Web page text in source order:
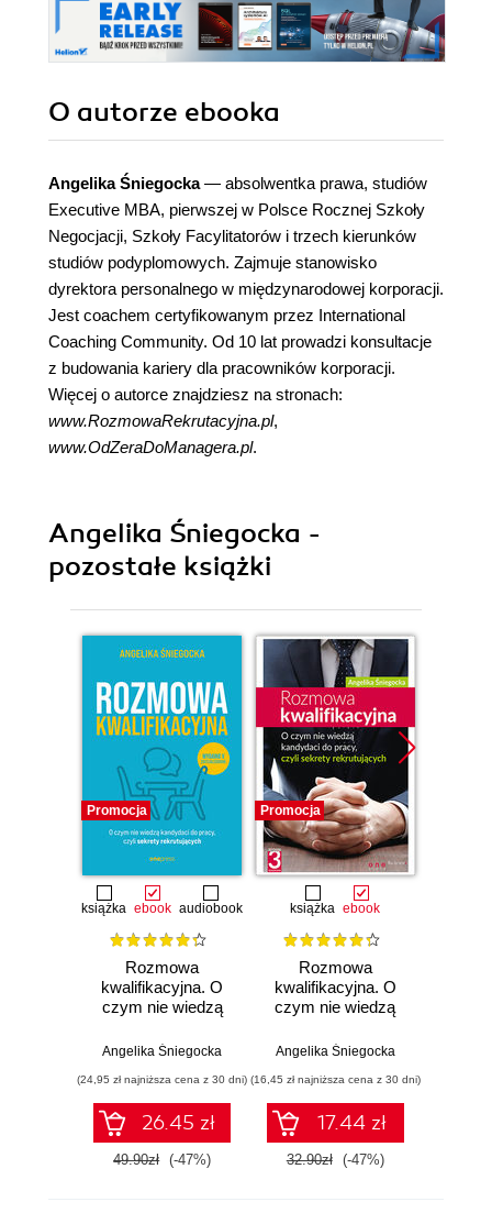
O autorze ebooka
Angelika Śniegocka— absolwentka prawa, studiów
Executive MBA, pierwszej w Polsce Rocznej Szkoły
Negocjacji, Szkoły Facylitatorów i trzech kierunków
studiów podyplomowych. Zajmuje stanowisko
dyrektora personalnego w międzynarodowej korporacji.
Jest coachem certyfikowanym przez International
Coaching Community. Od 10 lat prowadzi konsultacje
z budowania kariery dla pracowników korporacji.
Więcej o autorce znajdziesz na stronach:
www.RozmowaRekrutacyjna.pl,
www.OdZeraDoManagera.pl.
Angelika Śniegocka -
pozostałe książki
Promocja
książka ebook audiobook
Rozmowa
kwalifikacyjna. O
czym nie wiedzą
pracy, czyli sekrety
Wydanie 5
Angelika Śniegocka
(24,95 zł najniższa cena z 30 dni)
26.45 zł
49.90zł (-47%)
Promocja
książka ebook
Rozmowa
kwalifikacyjna. O
czym nie wiedzą
pracy, czyli sekrety
Wydanie III
Angelika Śniegocka
(16,45 zł najniższa cena z 30 dni)
17.44 zł
32.90zł (-47%)